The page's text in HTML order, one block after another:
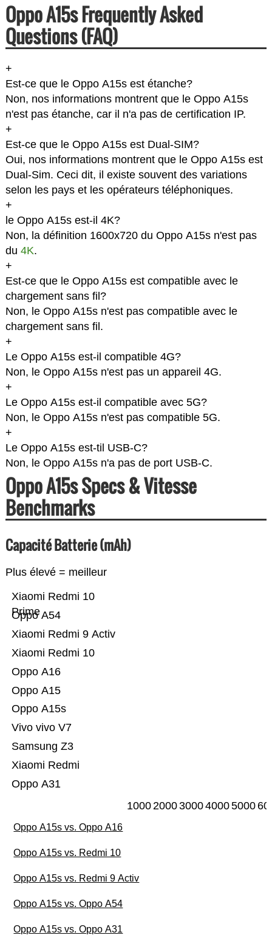
Oppo A15s Frequently Asked
Questions (FAQ)
+
Est-ce que le Oppo A15s est étanche?
Non, nos informations montrent que le Oppo A15s
n'est pas étanche, car il n'a pas de certification IP.
+
Est-ce que le Oppo A15s est Dual-SIM?
Oui, nos informations montrent que le Oppo A15s est
Dual-Sim. Ceci dit, il existe souvent des variations
selon les pays et les opérateurs téléphoniques.
+
le Oppo A15s est-il 4K?
Non, la définition 1600x720 du Oppo A15s n'est pas
du 4K.
+
Est-ce que le Oppo A15s est compatible avec le
chargement sans fil?
Non, le Oppo A15s n'est pas compatible avec le
chargement sans fil.
+
Le Oppo A15s est-il compatible 4G?
Non, le Oppo A15s n'est pas un appareil 4G.
+
Le Oppo A15s est-il compatible avec 5G?
Non, le Oppo A15s n'est pas compatible 5G.
+
Le Oppo A15s est-til USB-C?
Non, le Oppo A15s n'a pas de port USB-C.
Oppo A15s Specs & Vitesse
Benchmarks
Capacité Batterie (mAh)
Plus élevé = meilleur
Oppo A31
Xiaomi Redmi
Samsung Z3
Vivo vivo V7
Oppo A15s
Oppo A15
Oppo A16
Xiaomi Redmi 10
Xiaomi Redmi 9 Activ
Oppo A54
Xiaomi Redmi 10
Prime
10002000300040005000
Oppo A15s vs. Oppo A16
Oppo A15s vs. Redmi 10
Oppo A15s vs. Redmi 9 Activ
Oppo A15s vs. Oppo A54
Oppo A15s vs. Oppo A31